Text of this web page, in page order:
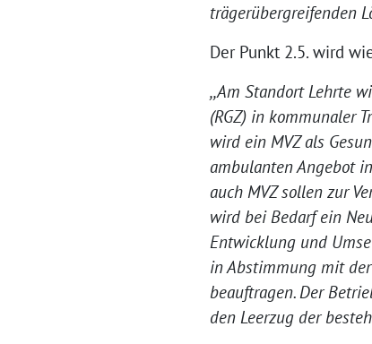
trägerübergreifenden
Der Punkt 2.5. wird
,,Am Standort Lehrte
(RGZ) in kommunaler
wird ein MVZ als
ambulanten Angebot
auch MVZ sollen zur
wird bei Bedarf ein
Entwicklung und
in Abstimmung mit
beauftragen. Der
den Leerzug der